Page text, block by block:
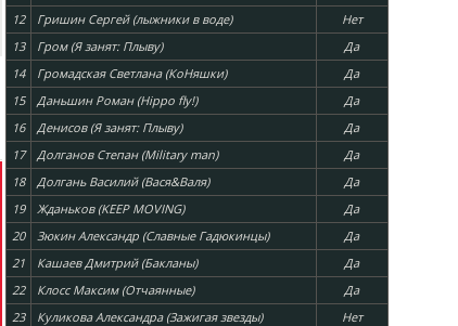
12
Гришин Сергей (лыжники в воде)
Нет
13
Гром (Я занят: Плыву)
Да
14
Громадская Светлана (КоНяшки)
Да
15
Даньшин Роман (Hippo fly!)
Да
16
Денисов (Я занят: Плыву)
Да
17
Долганов Степан (Military man)
Да
18
Долгань Василий (Вася&Валя)
Да
19
Жданьков (KEEP MOVING)
Да
20
Зюкин Александр (Славные Гадюкинцы)
Да
21
Кашаев Дмитрий (Бакланы)
Да
22
Клосс Максим (Отчаянные)
Да
23
Куликова Александра (Зажигая звезды)
Нет